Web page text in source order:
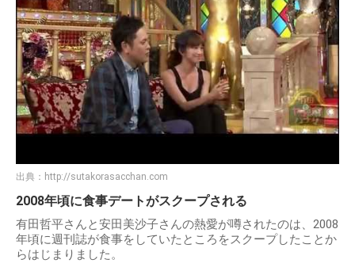
出典： http://sutakorasacchan.com
2008年頃に食事デートがスクープされる
有田哲平さんと安田美沙子さんの熱愛が噂されたのは、2008
年頃に週刊誌が食事をしていたところをスクープしたことか
らはじまりました。